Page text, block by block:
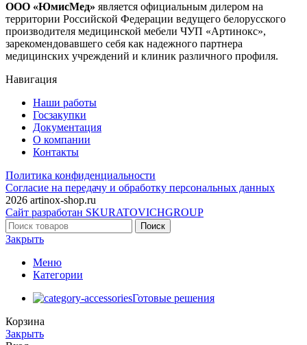
ООО «ЮмисМед» является официальным дилером на
территории Российской Федерации ведущего белорусского
производителя медицинской мебели ЧУП «Артинокс»,
зарекомендовавшего себя как надежного партнера
медицинских учреждений и клиник различного профиля.
Навигация
Наши работы
Госзакупки
Документация
О компании
Контакты
Политика конфиденциальности
Согласие на передачу и обработку персональных данных
2026 artinox-shop.ru
Сайт разработан SKURATOVICHGROUP
Поиск
Закрыть
Меню
Категории
Готовые решения
Корзина
Закрыть